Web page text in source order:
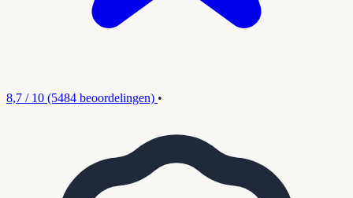
8,7 / 10 (5484 beoordelingen) •